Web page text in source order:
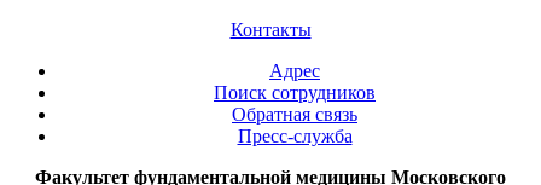
Контакты
Адрес
Поиск сотрудников
Обратная связь
Пресс-служба
Факультет фундаментальной медицины Московского